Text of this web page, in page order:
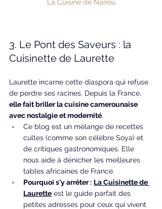
La Cuisine de Nanou
3. Le Pont des Saveurs : la
Cuisinette de Laurette
Laurette incarne cette diaspora qui refuse
de perdre ses racines. Depuis la France,
elle fait briller la cuisine camerounaise
avec nostalgie et modernité.
Ce blog est un mélange de recettes
cultes (comme son célèbre Soya) et
de critiques gastronomiques. Elle
nous aide à dénicher les meilleures
tables africaines de France.
Pourquoi s'y arrêter : La Cuisinette de
Laurette est le guide parfait des
petites adresses pour ceux qui vivent